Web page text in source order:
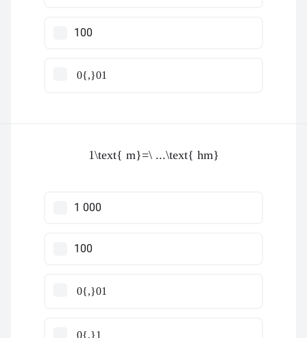
100
0{,}01
1\text{ m}=\ ...\text{ hm}
1 000
100
0{,}01
0{,}1